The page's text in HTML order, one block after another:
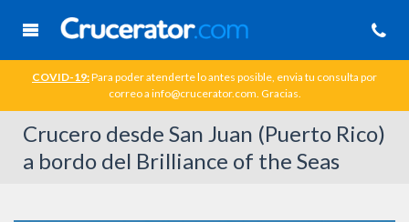
COVID-19:Para poder atenderte lo antes posible, envia tu consulta por
correo a info@crucerator.com. Gracias.
Crucero desde San Juan (Puerto Rico)
a bordo del Brilliance of the Seas